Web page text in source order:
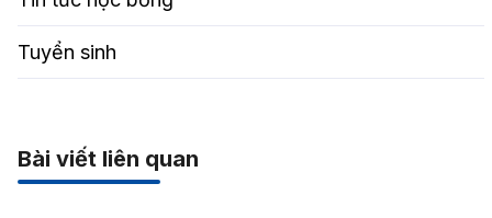
Tuyển sinh
Bài viết liên quan